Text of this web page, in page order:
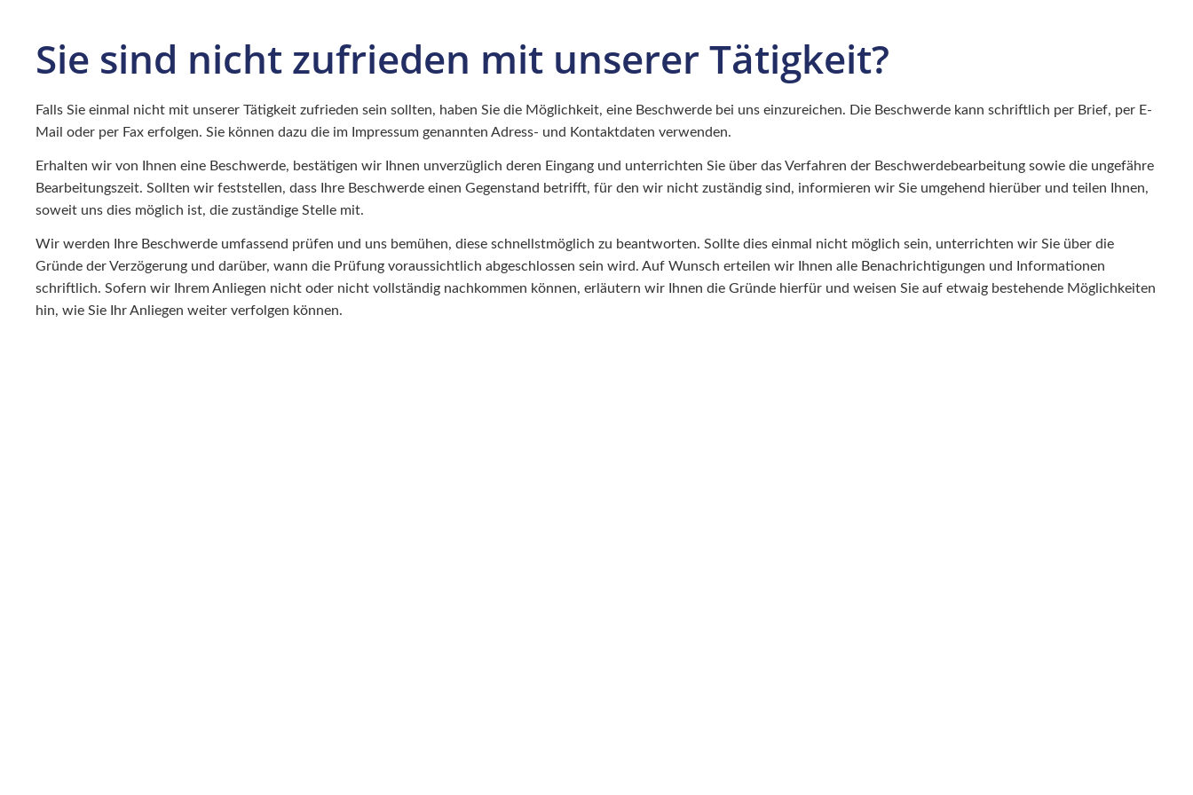
Sie sind nicht zufrieden mit unserer Tätigkeit?
Falls Sie einmal nicht mit unserer Tätigkeit zufrieden sein sollten, haben Sie die Möglichkeit, eine Beschwerde bei uns einzureichen. Die Beschwerde kann schriftlich per Brief, per E-
Mail oder per Fax erfolgen. Sie können dazu die im Impressum genannten Adress- und Kontaktdaten verwenden.
Erhalten wir von Ihnen eine Beschwerde, bestätigen wir Ihnen unverzüglich deren Eingang und unterrichten Sie über das Verfahren der Beschwerdebearbeitung sowie die ungefähre
Bearbeitungszeit. Sollten wir feststellen, dass Ihre Beschwerde einen Gegenstand betrifft, für den wir nicht zuständig sind, informieren wir Sie umgehend hierüber und teilen Ihnen,
soweit uns dies möglich ist, die zuständige Stelle mit.
Wir werden Ihre Beschwerde umfassend prüfen und uns bemühen, diese schnellstmöglich zu beantworten. Sollte dies einmal nicht möglich sein, unterrichten wir Sie über die
Gründe der Verzögerung und darüber, wann die Prüfung voraussichtlich abgeschlossen sein wird. Auf Wunsch erteilen wir Ihnen alle Benachrichtigungen und Informationen
schriftlich. Sofern wir Ihrem Anliegen nicht oder nicht vollständig nachkommen können, erläutern wir Ihnen die Gründe hierfür und weisen Sie auf etwaig bestehende Möglichkeiten
hin, wie Sie Ihr Anliegen weiter verfolgen können.